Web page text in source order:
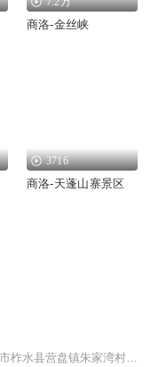
商洛-金丝峡
3716
商洛-天蓬山寨景区